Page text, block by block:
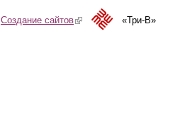
Создание сайтов(link is external)«Три-В»